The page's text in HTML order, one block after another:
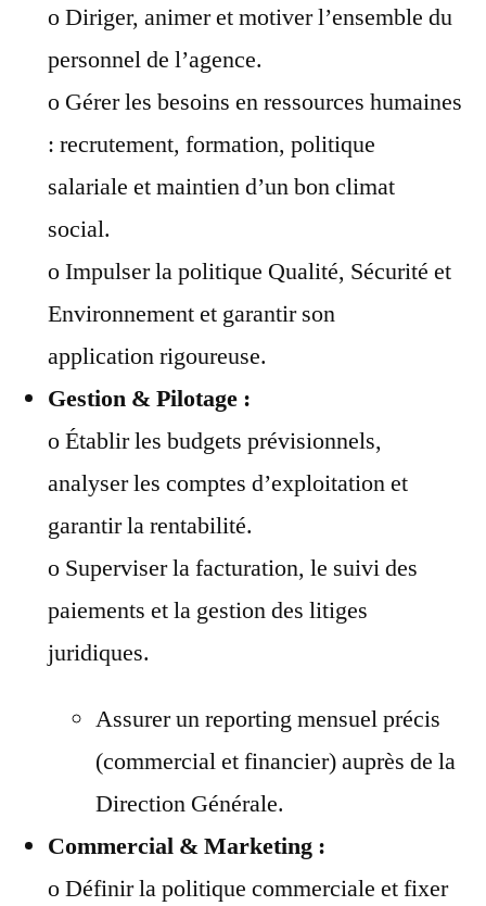
o Diriger, animer et motiver l’ensemble du
personnel de l’agence.
o Gérer les besoins en ressources humaines
: recrutement, formation, politique
salariale et maintien d’un bon climat
social.
o Impulser la politique Qualité, Sécurité et
Environnement et garantir son
application rigoureuse.
Gestion & Pilotage :
o Établir les budgets prévisionnels,
analyser les comptes d’exploitation et
garantir la rentabilité.
o Superviser la facturation, le suivi des
paiements et la gestion des litiges
juridiques.
Assurer un reporting mensuel précis
(commercial et financier) auprès de la
Direction Générale.
Commercial & Marketing :
o Définir la politique commerciale et fixer